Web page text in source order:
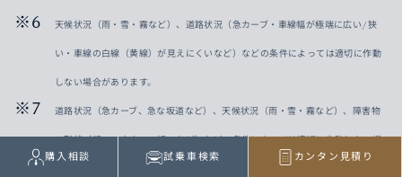
天候状況（雨・雪・霧など）、道路状況（急カーブ・車線幅が極端に広い/狭
い・車線の白線（黄線）が見えにくいなど）などの条件によっては適切に作動
しない場合があります。
道路状況（急カーブ、急な坂道など）、天候状況（雨・雪・霧など）、障害物
の形状（低い・小さい・細いなど）などの条件によっては適切に作動しない場
購入相談 試乗車検索 カンタン見積り